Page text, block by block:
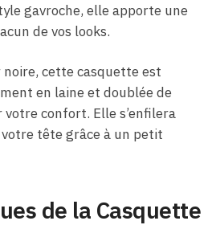
gavroche, elle apporte une
de vos looks.
cette casquette est
en laine et doublée de
confort. Elle s’enfilera
tête grâce à un petit
de la Casquette